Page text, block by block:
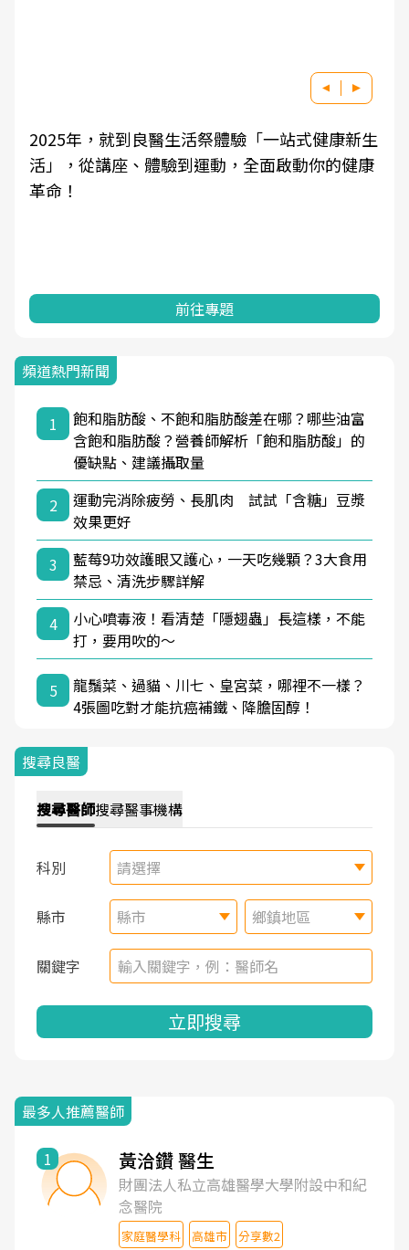
2025年，就到良醫生活祭體驗「一站式健康新生
活」，從講座、體驗到運動，全面啟動你的健康
革命！
前往專題
頻道熱門新聞
1
飽和脂肪酸、不飽和脂肪酸差在哪？哪些油富
含飽和脂肪酸？營養師解析「飽和脂肪酸」的
優缺點、建議攝取量
2
運動完消除疲勞、長肌肉 試試「含糖」豆漿
效果更好
3
藍莓9功效護眼又護心，一天吃幾顆？3大食用
禁忌、清洗步驟詳解
4
小心噴毒液！看清楚「隱翅蟲」長這樣，不能
打，要用吹的～
5
龍鬚菜、過貓、川七、皇宮菜，哪裡不一樣？
4張圖吃對才能抗癌補鐵、降膽固醇！
搜尋良醫
搜尋醫師搜尋醫事機構
科別 請選擇
縣市 縣市 鄉鎮地區
關鍵字
立即搜尋
最多人推薦醫師
1 黃洽鑽 醫生
財團法人私立高雄醫學大學附設中和紀
念醫院
家庭醫學科 高雄市 分享數2